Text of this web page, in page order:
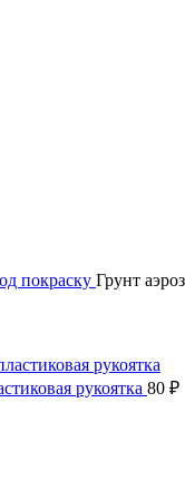
покраску Грунт
рукоятка 80 ₽